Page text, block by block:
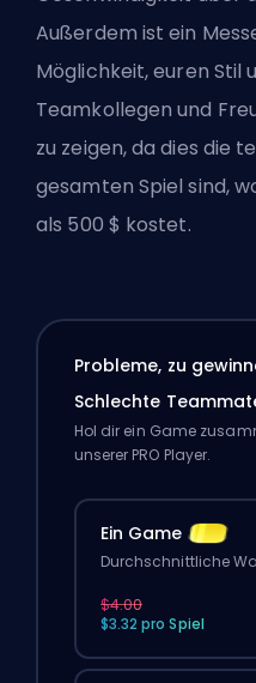
Außerdem ist ein
Möglichkeit, euren Stil
Teamkollegen und
zu zeigen, da dies die
gesamten Spiel sind,
als 500 $ kostet.
Probleme, zu
Schlechte
Hol dir ein Game
unserer PRO Player.
Ein Game
Durchschnittliche
$4.00
$3.32 pro Spiel